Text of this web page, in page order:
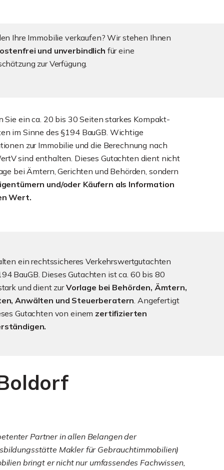
Ihre Immobilie verkaufen? Wir stehen Ihnen
und unverbindlich für eine
zur Verfügung.
Sie ein ca. 20 bis 30 Seiten starkes Kompakt-
im Sinne des §194 BauGB. Wichtige
zur Immobilie und die Berechnung nach
sind enthalten. Dieses Gutachten dient nicht
bei Ämtern, Gerichten und Behörden, sondern
und/oder Käufern als Information
Wert.
ein rechtssicheres Verkehrswertgutachten
BauGB. Dieses Gutachten ist ca. 60 bis 80
und dient zurVorlage bei Behörden, Ämtern,
Anwälten und Steuerberatern. Angefertigt
Gutachten von einem zertifizierten
Partner in allen Belangen der
Makler für Gebrauchtimmobilien)
bringt er nicht nur umfassendes Fachwissen,